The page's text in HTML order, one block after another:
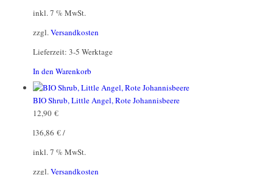
inkl. 7 % MwSt.
zzgl.Versandkosten
Lieferzeit: 3-5 Werktage
In den Warenkorb
BIO Shrub, Little Angel, Rote Johannisbeere
12,90 €
36,86 €/
l
inkl. 7 % MwSt.
zzgl.Versandkosten